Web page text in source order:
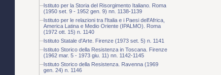
Istituto per la Storia del Risorgimento Italiano. Roma
(1950 set. 9 - 1952 gen. 9) nn. 1138-1139
Istituto per le relazioni tra l'Italia e i Paesi dell'Africa,
America Latina e Medio Oriente (IPALMO). Roma
(1972 ott. 15) n. 1140
Istituto Statale d'Arte. Firenze (1973 set. 5) n. 1141
Istituto Storico della Resistenza in Toscana. Firenze
(1962 mar. 5 - 1973 giu. 11) nn. 1142-1145
Istituto Storico della Resistenza. Ravenna (1969
gen. 24) n. 1146